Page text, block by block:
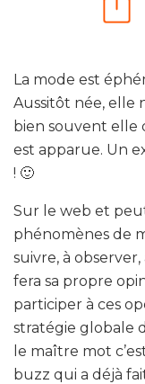
La mode est
Aussitôt née, elle
bien souvent elle
est apparue. Un
! 🙂
Sur le web et
phénomènes de
suivre, à
fera sa propre
participer à ces
stratégie globale
le maître mot
buzz qui a déjà